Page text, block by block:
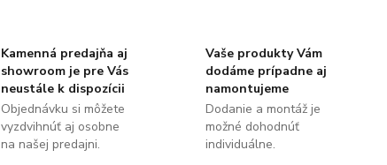
Kamenná predajňa aj
showroom je pre Vás
neustále k dispozícii
Objednávku si môžete
vyzdvihnúť aj osobne
na našej predajni.
Vaše produkty Vám
dodáme prípadne aj
namontujeme
Dodanie a montáž je
možné dohodnúť
individuálne.